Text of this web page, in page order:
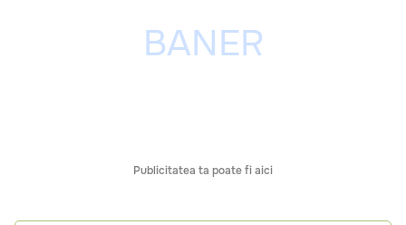
Publicitatea ta poate fi aici